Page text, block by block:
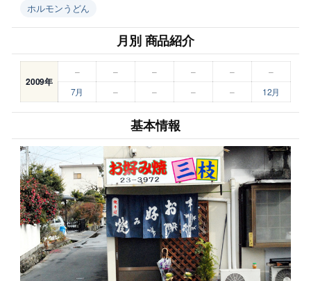
ホルモンうどん
月別 商品紹介
2009年
– – – – –
–
7月
– – – – 12月
基本情報